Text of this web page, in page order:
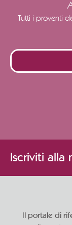
Tutti i proventi
Iscriviti alla
Il portale di